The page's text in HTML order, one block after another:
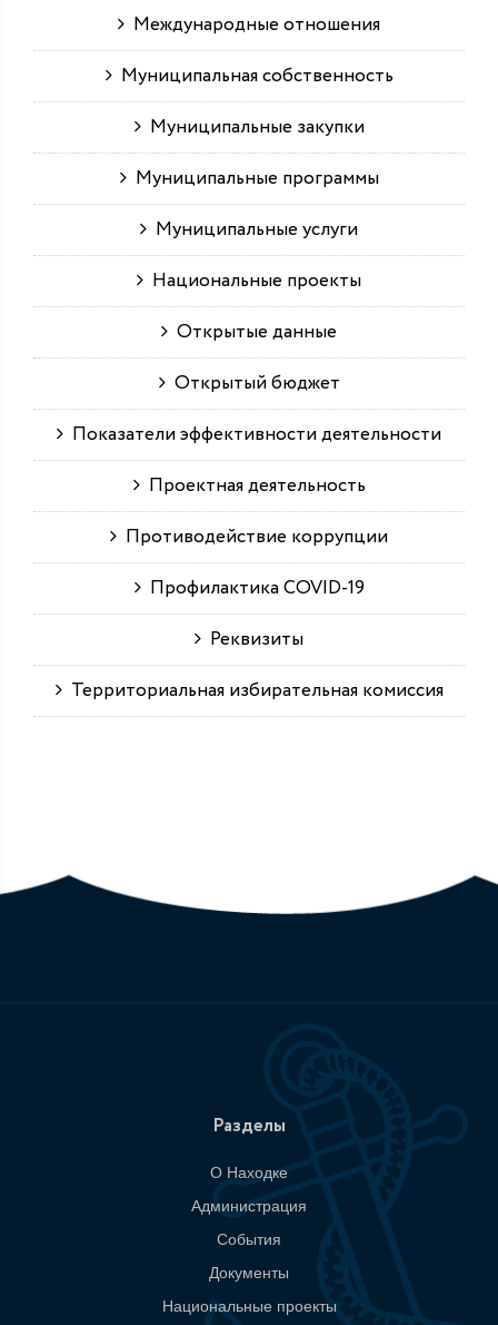
Международные отношения
Муниципальная собственность
Муниципальные закупки
Муниципальные программы
Муниципальные услуги
Национальные проекты
Открытые данные
Открытый бюджет
Показатели эффективности деятельности
Проектная деятельность
Противодействие коррупции
Профилактика COVID-19
Реквизиты
Территориальная избирательная комиссия
Разделы
О Находке
Администрация
События
Документы
Национальные проекты